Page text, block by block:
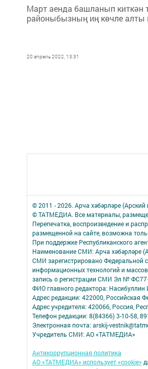
Март аенда башланып киткән
районыбызның иң көчле
20 апрель 2022, 13:31
© 2011 - 2026. Арча хәбәрләре
© ТАТМЕДИА. Все материалы,
Перепечатка, воспроизведение и
размещенной на сайте, возможна
При поддержке Республиканского
Наименование СМИ: Арча хәбәрләре
СМИ зарегистрировано Федеральной
информационных технологий и
запись о регистрации СМИ Эл №
ФИО главного редактора:
Адрес редакции: 422000, Российская
Адрес учредителя: 420066, Россия,
Телефон редакции: 8(84366) 3-10-58,
Электронная почта: arskij-
Учредитель СМИ: АО «ТАТМЕДИА»
Антикоррупционная политика
АО «ТАТМЕДИА» использует «cookie»